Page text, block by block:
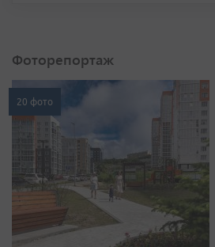
Фоторепортаж
20 фото